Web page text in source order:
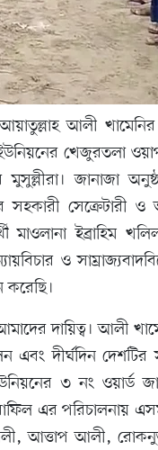
আলী
খেজুরতলা
জানাজা
সহকারী সেক্রেটারী ও
মাওলানা ইব্রাহিম
ও
দায়িত্ব। আলী
এবং দীর্ঘদিন দেশটির
৩ নং ওয়ার্ড
এর পরিচালনায়
আত্তাপ আলী,